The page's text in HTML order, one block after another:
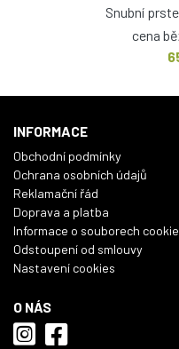
Snubní
cena
INFORMACE
Obchodní podmínky
Ochrana osobních údajů
Reklamační řád
Doprava a platba
Informace o souborech
Odstoupení od smlouvy
Nastavení cookies
O NÁS